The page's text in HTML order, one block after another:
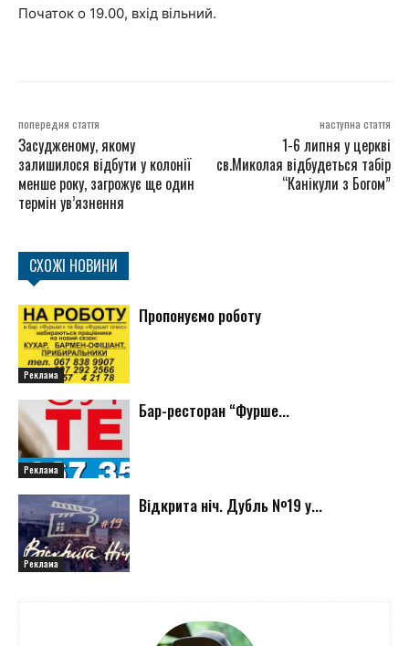
Початок о 19.00, вхід вільний.
попередня стаття
Засудженому, якому
залишилося відбути у колонії
менше року, загрожує ще один
термін ув’язнення
наступна стаття
1-6 липня у церкві
св.Миколая відбудеться табір
“Канікули з Богом”
СХОЖІ НОВИНИ
Реклама
Пропонуємо роботу
Реклама
Бар-ресторан “Фурше...
Реклама
Відкрита ніч. Дубль №19 у...